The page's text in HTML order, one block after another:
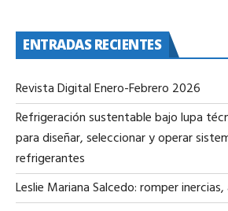
ENTRADAS RECIENTES
Revista Digital Enero-Febrero 2026
Refrigeración sustentable bajo lupa
para diseñar, seleccionar y operar
refrigerantes
Leslie Mariana Salcedo: romper